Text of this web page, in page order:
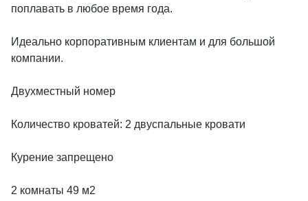
поплавать в любое время года.
Идеально корпоративным клиентам и для большой
компании.
Двухместный номер
Количество кроватей: 2 двуспальные кровати
Курение запрещено
2 комнаты 49 м2